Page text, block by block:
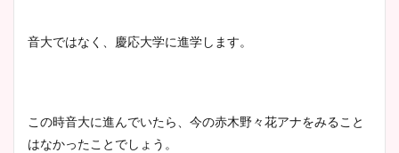
音大ではなく、慶応大学に進学します。
この時音大に進んでいたら、今の赤木野々花アナをみること
はなかったことでしょう。